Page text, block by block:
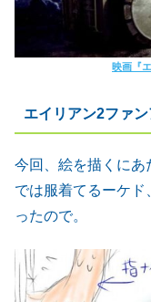
映画『
エイリアン2ファン
今回、絵を描くにあ
では服着てるーケ
ったので。